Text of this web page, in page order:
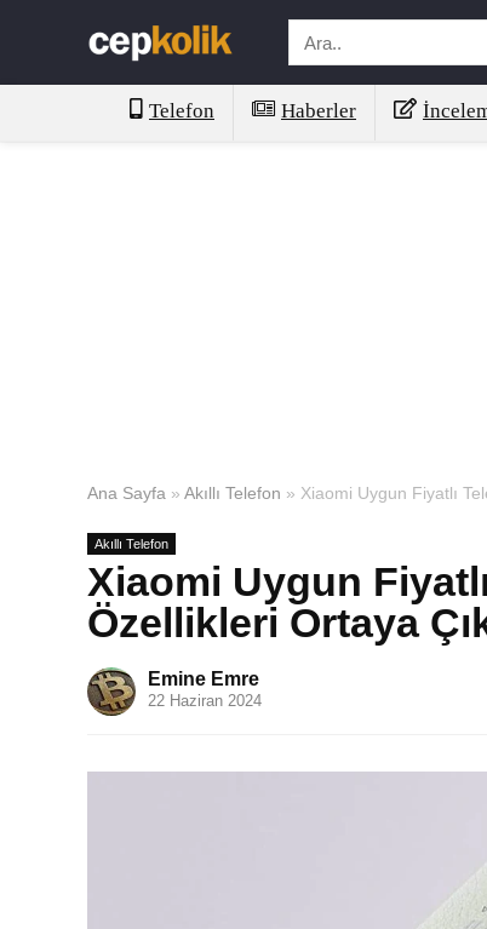
Telefon Haberler
Ana Sayfa » Akıllı Telefon » Xiaomi Uygun Fiyatlı
Akıllı Telefon
Xiaomi Uygun
Özellikleri Ortaya
Emine Emre
22 Haziran 2024